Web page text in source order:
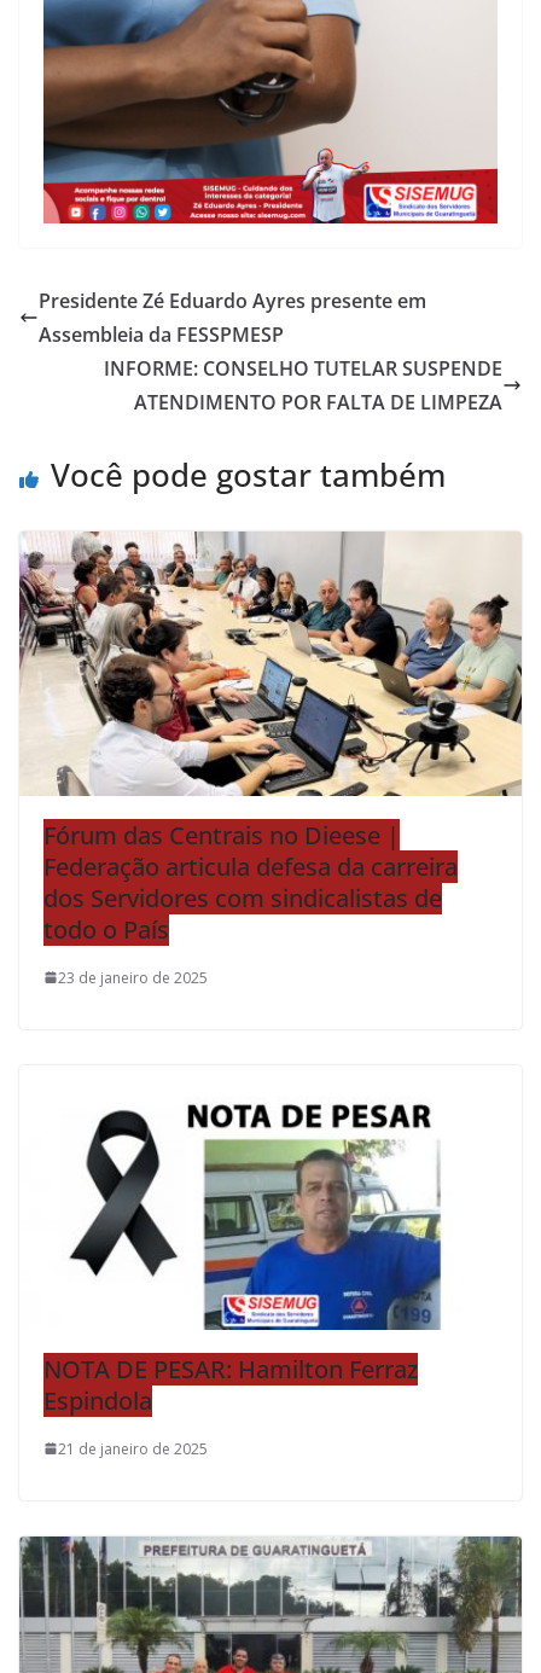
Presidente Zé Eduardo Ayres presente em
Assembleia da FESSPMESP
INFORME: CONSELHO TUTELAR SUSPENDE
ATENDIMENTO POR FALTA DE LIMPEZA
Você pode gostar também
Fórum das Centrais no Dieese |
Federação articula defesa da carreira
dos Servidores com sindicalistas de
todo o País
23 de janeiro de 2025
NOTA DE PESAR: Hamilton Ferraz
Espindola
21 de janeiro de 2025